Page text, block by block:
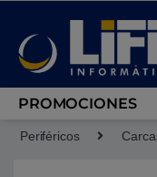
PROMOCIONES
Periféricos